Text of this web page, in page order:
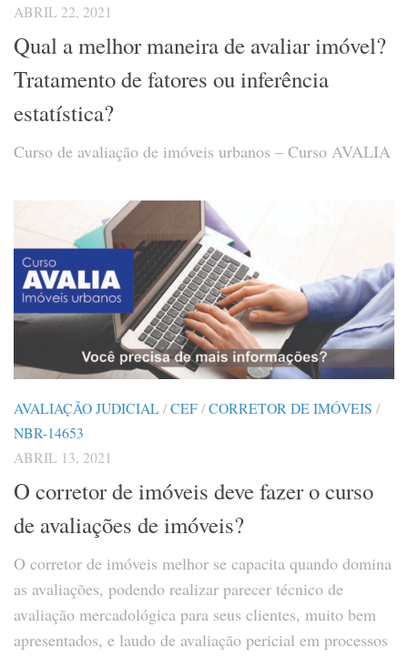
ABRIL 22, 2021
Qual a melhor maneira de avaliar imóvel?
Tratamento de fatores ou inferência
estatística?
Curso de avaliação de imóveis urbanos – Curso AVALIA
AVALIAÇÃO JUDICIAL/CEF/CORRETOR DE IMÓVEIS /
NBR-14653
ABRIL 13, 2021
O corretor de imóveis deve fazer o curso
de avaliações de imóveis?
O corretor de imóveis melhor se capacita quando domina
as avaliações, podendo realizar parecer técnico de
avaliação mercadológica para seus clientes, muito bem
apresentados, e laudo de avaliação pericial em processos